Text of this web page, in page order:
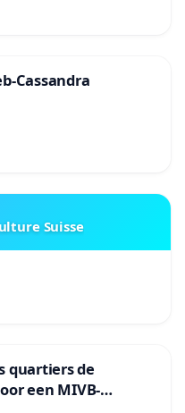
Cassandra
Suisse
quartiers de
een MIVB-